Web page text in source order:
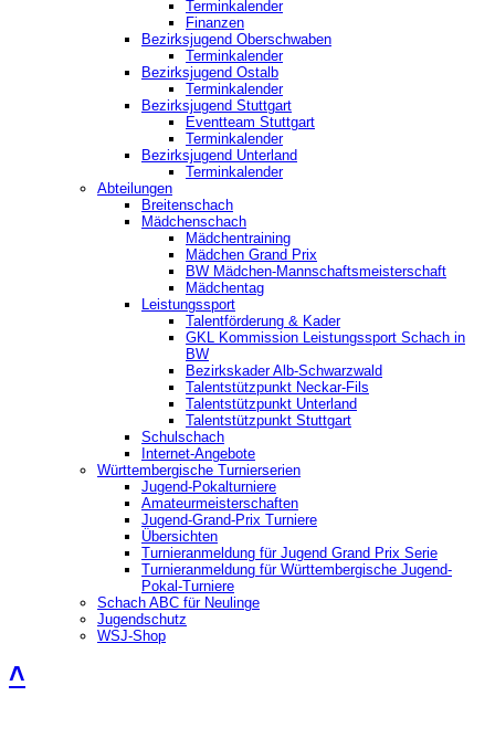
Terminkalender
Finanzen
Bezirksjugend Oberschwaben
Terminkalender
Bezirksjugend Ostalb
Terminkalender
Bezirksjugend Stuttgart
‎Eventteam Stuttgart
Terminkalender
Bezirksjugend Unterland
Terminkalender
Abteilungen
Breitenschach
Mädchenschach
Mädchentraining
Mädchen Grand Prix
BW Mädchen-Mannschaftsmeisterschaft
Mädchentag
Leistungssport
Talentförderung & Kader
GKL Kommission Leistungssport Schach in
BW
Bezirkskader Alb-Schwarzwald
Talentstützpunkt Neckar-Fils
Talentstützpunkt Unterland
Talentstützpunkt Stuttgart
Schulschach
Internet-Angebote
Württembergische Turnierserien
Jugend-Pokalturniere
Amateurmeisterschaften
Jugend-Grand-Prix Turniere
Übersichten
Turnieranmeldung für Jugend Grand Prix Serie
Turnieranmeldung für Württembergische Jugend-
Pokal-Turniere
Schach ABC für Neulinge
Jugendschutz
WSJ-Shop
˄